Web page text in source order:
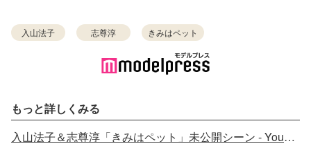
入山法子 志尊淳 きみはペット
もっと詳しくみる
入山法子＆志尊淳「きみはペット」未公開シーン - YouTube